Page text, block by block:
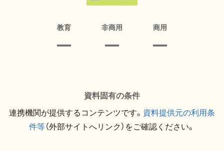
教育 非商用 商用
資料固有の条件
連携機関が提供するコンテンツです。 資料提供元の利用条
件等（外部サイトへリンク）をご確認ください。